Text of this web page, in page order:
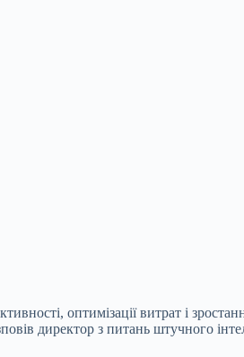
оптимізації витрат і
директор з питань штучного